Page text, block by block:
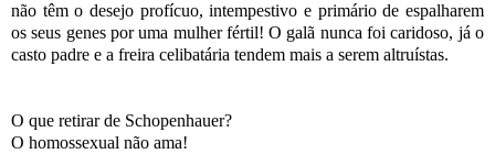
não têm o desejo profícuo, intempestivo e primário de espalharem
os seus genes por uma mulher fértil! O galã nunca foi caridoso, já o
casto padre e a freira celibatária tendem mais a serem altruístas.
O que retirar de Schopenhauer?
O homossexual não ama!